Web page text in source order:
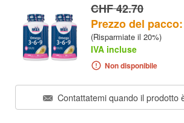
CHF 42.70
Prezzo del
(Risparmiate il 20%)
IVA incluse
Non disponibile
Contattatemi quando il prodotto